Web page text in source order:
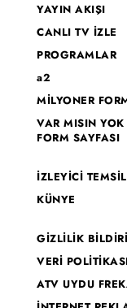
YAYIN AKIŞI
CANLI TV İZLE
PROGRAMLAR
a2
MİLYONER
VAR MISIN YOK
FORM SAYFASI
İZLEYİCİ
KÜNYE
GİZLİLİK
VERİ
ATV UYDU